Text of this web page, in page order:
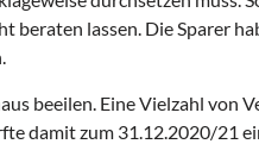
lassen. Die Sparer
beeilen. Eine Vielzahl
damit zum 31.12.2020/21